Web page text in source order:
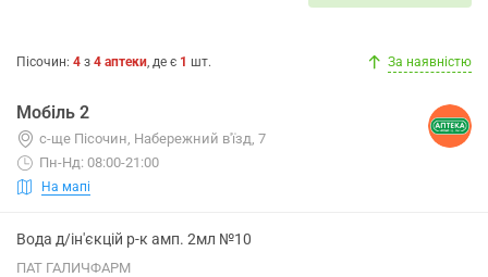
Пісочин: 4 з 4 аптеки, де є 1 шт. За наявністю
Мобіль 2
с-ще Пісочин, Набережний в'їзд, 7
Пн-Нд: 08:00-21:00
На мапі
Вода д/ін'єкцій р-к амп. 2мл №10
ПАТ ГАЛИЧФАРМ